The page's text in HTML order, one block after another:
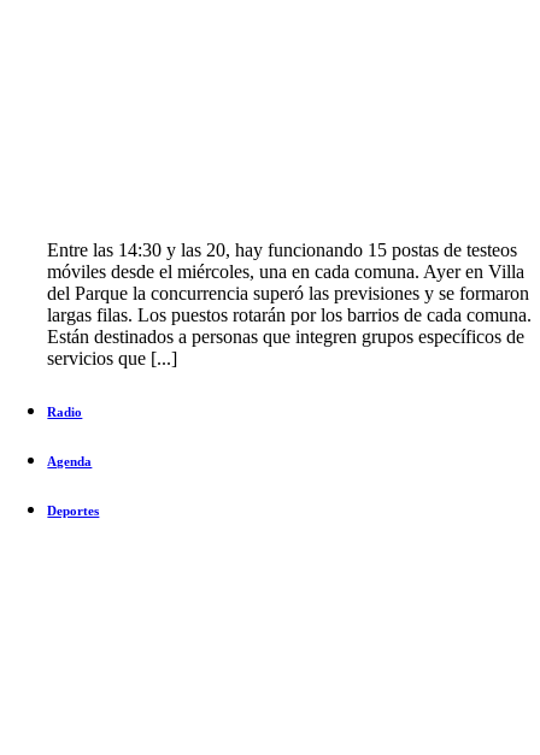
Entre las 14:30 y las 20, hay funcionando 15 postas de testeos
móviles desde el miércoles, una en cada comuna. Ayer en Villa
del Parque la concurrencia superó las previsiones y se formaron
largas filas. Los puestos rotarán por los barrios de cada comuna.
Están destinados a personas que integren grupos específicos de
servicios que [...]
Radio
Agenda
Deportes